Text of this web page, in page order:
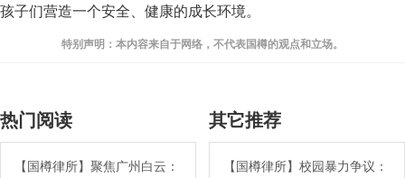
孩子们营造一个安全、健康的成长环境。
特别声明：本内容来自于网络，不代表国樽的观点和立场。
热门阅读
【国樽律所】聚焦广州白云：
其它推荐
【国樽律所】校园暴力争议：